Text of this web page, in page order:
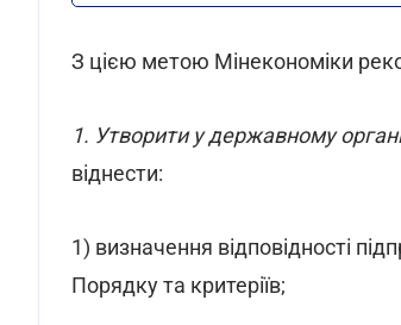
З цією метою Мінекономіки
1. Утворити у державному
віднести:
1) визначення відповідності
Порядку та критеріїв;